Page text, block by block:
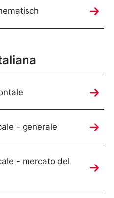
- generale
- mercato del